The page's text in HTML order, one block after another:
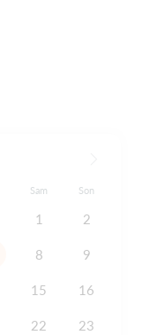
Sam Son
1 2
8 9
15 16
22 23